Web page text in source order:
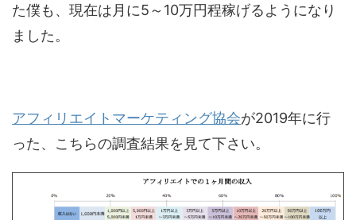
た僕も、現在は月に5～10万円程稼げるようになり
ました。
アフィリエイトマーケティング協会が2019年に行
った、こちらの調査結果を見て下さい。